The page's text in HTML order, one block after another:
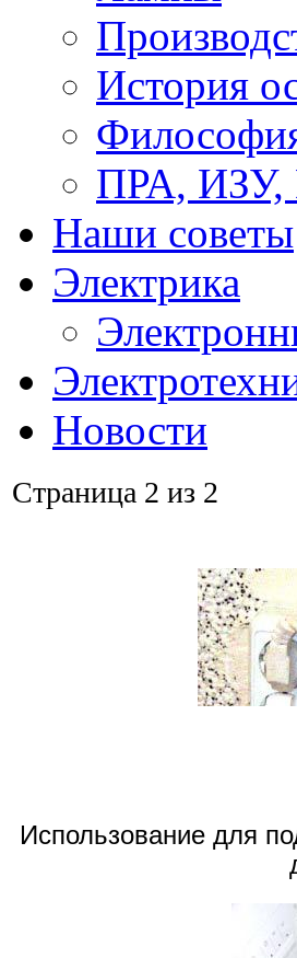
История
ПРА, ИЗУ,
Наши советы
Электрика
Новости
Страница 2 из 2
Использование для